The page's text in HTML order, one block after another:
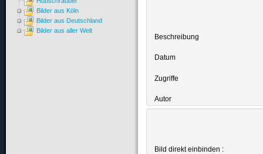
Beschreibung
Datum
Zugriffe
Autor
Bild direkt einbinden :
Bilder aus Köln
Bilder aus Deutschland
Bilder aus aller Welt